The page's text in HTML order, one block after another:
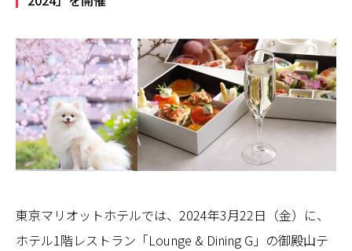
東京マリオットホテルでは、2024年3月22日（金）に、
ホテル1階レストラン「Lounge & Dining G」の御殿山テ